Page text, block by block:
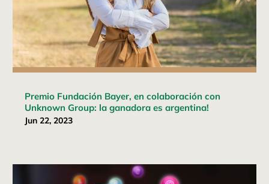
Premio Fundación Bayer, en colaboración con
Unknown Group: la ganadora es argentina!
Jun 22, 2023